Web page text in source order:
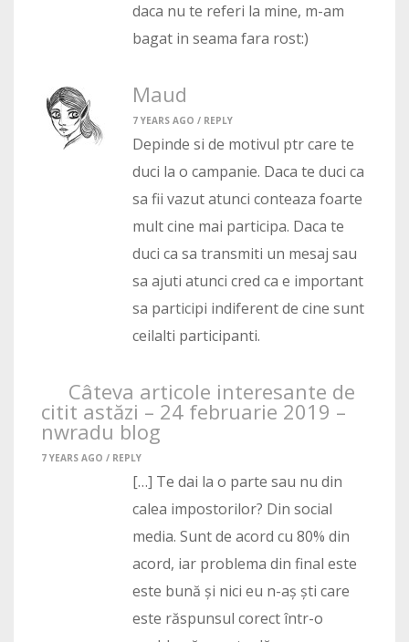
daca nu te referi la mine, m-am
bagat in seama fara rost:)
Maud
7 YEARS AGO / REPLY
Depinde si de motivul ptr care te
duci la o campanie. Daca te duci ca
sa fii vazut atunci conteaza foarte
mult cine mai participa. Daca te
duci ca sa transmiti un mesaj sau
sa ajuti atunci cred ca e important
sa participi indiferent de cine sunt
ceilalti participanti.
Câteva articole interesante de
citit astăzi – 24 februarie 2019 –
nwradu blog
7 YEARS AGO / REPLY
[…] Te dai la o parte sau nu din
calea impostorilor? Din social
media. Sunt de acord cu 80% din
acord, iar problema din final este
este bună și nici eu n-aș ști care
este răspunsul corect într-o